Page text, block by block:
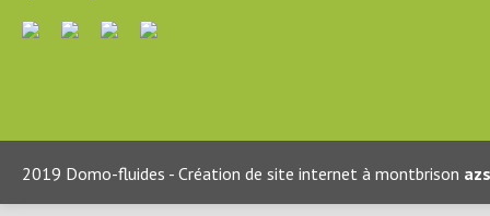
2019 Domo-fluides - Création de site internet à montbrison